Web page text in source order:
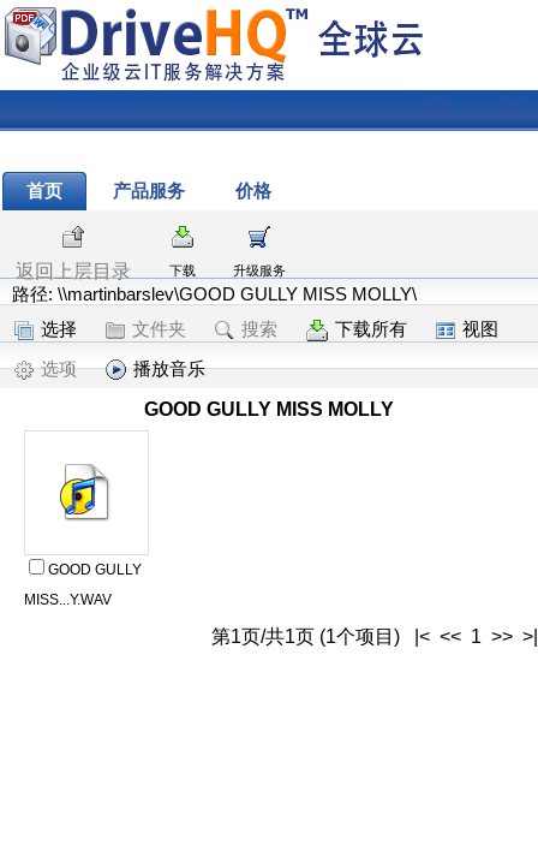
登录
首页 产品服务 价格
返回上层目录 下载 升级服务
路径: \\martinbarslev\GOOD GULLY MISS MOLLY\
选择
文件夹 搜索 下载所有
视图
选项
播放音乐
GOOD GULLY MISS MOLLY
GOOD GULLY
MISS...Y.WAV
第1页/共1页 (1个项目) |< << 1 >> >|